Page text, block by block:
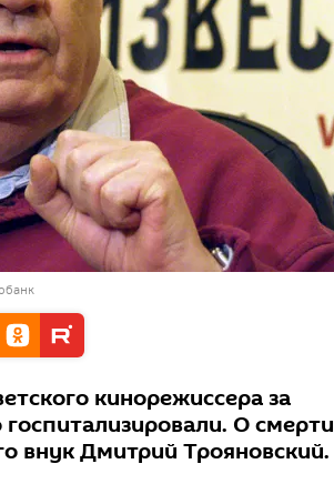
кинорежиссера за
О смерти
внук Дмитрий Трояновский.